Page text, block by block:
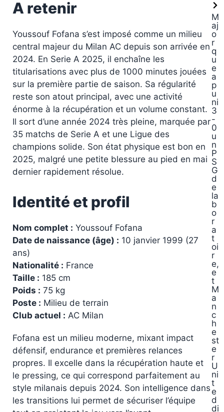
A retenir
Youssouf Fofana s’est imposé comme un milieu
central majeur du Milan AC depuis son arrivée en
2024. En Serie A 2025, il enchaîne les
titularisations avec plus de 1000 minutes jouées
sur la première partie de saison. Sa régularité
reste son atout principal, avec une activité
énorme à la récupération et un volume constant.
Il sort d’une année 2024 très pleine, marquée par
35 matchs de Serie A et une Ligue des
champions solide. Son état physique est bon en
2025, malgré une petite blessure au pied en mai
dernier rapidement résolue.
Identité et profil
Nom complet : Youssouf Fofana
Date de naissance (âge) : 10 janvier 1999 (27
ans)
Nationalité : France
Taille : 185 cm
Poids : 75 kg
Poste : Milieu de terrain
Club actuel : AC Milan
Fofana est un milieu moderne, mixant impact
défensif, endurance et premières relances
propres. Il excelle dans la récupération haute et
le pressing, ce qui correspond parfaitement au
style milanais depuis 2024. Son intelligence dans
les transitions lui permet de sécuriser l’équipe
M
aj
o
r
q
u
e
a
p
u
ni
3
-
0
u
n
P
S
G
d
e
la
b
o
r
a
t
oi
r
e,
e
t
M
a
n
c
h
e
st
e
r
U
ni
t
e
d
di